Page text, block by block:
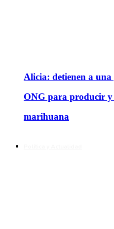
Alicia: detienen a
ONG para producir y
marihuana